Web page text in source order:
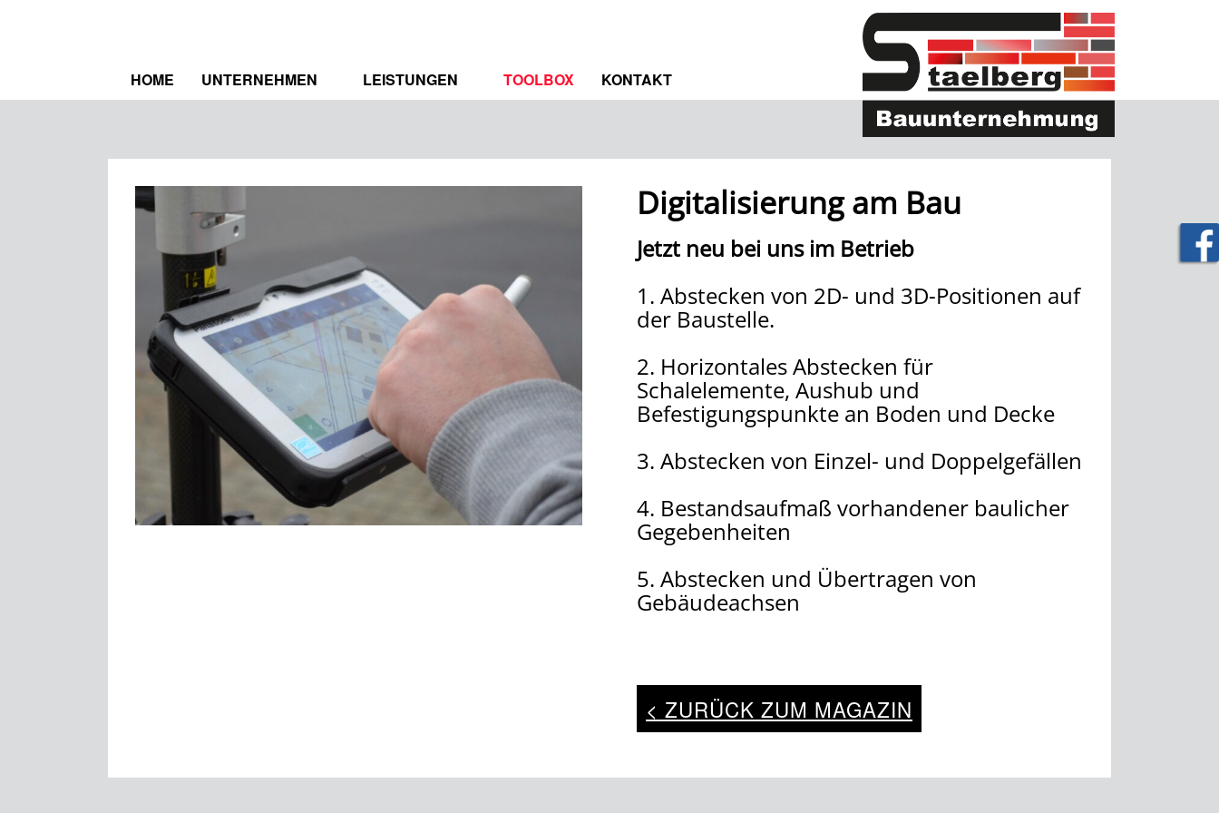
HOME
UNTERNEHMEN
ZERTIFIZIERUNGEN
LEISTUNGEN
REFERENZEN
TOOLBOX KONTAKT
Digitalisierung am Bau
Jetzt neu bei uns im Betrieb
1. Abstecken von 2D- und 3D-Positionen auf
der Baustelle.
2. Horizontales Abstecken für
Schalelemente, Aushub und
Befestigungspunkte an Boden und Decke
3. Abstecken von Einzel- und Doppelgefällen
4. Bestandsaufmaß vorhandener baulicher
Gegebenheiten
5. Abstecken und Übertragen von
Gebäudeachsen
< ZURÜCK ZUM MAGAZIN